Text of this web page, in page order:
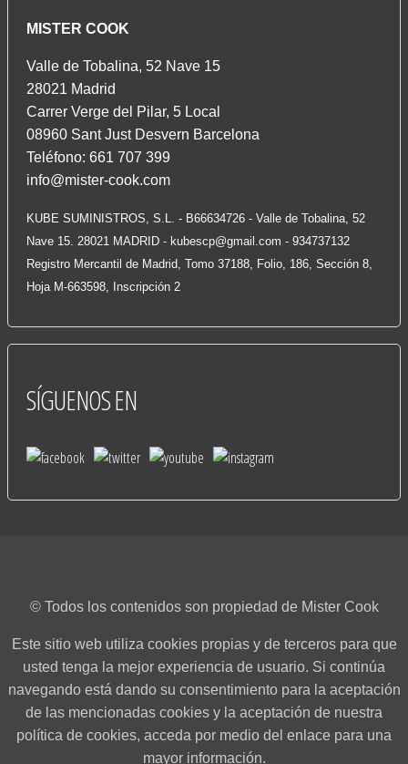
MISTER COOK
Valle de Tobalina, 52 Nave 15
28021 Madrid
Carrer Verge del Pilar, 5 Local
08960 Sant Just Desvern Barcelona
Teléfono: 661 707 399
info@mister-cook.com
KUBE SUMINISTROS, S.L. - B66634726 - Valle de Tobalina, 52
Nave 15. 28021 MADRID - kubescp@gmail.com - 934737132
Registro Mercantil de Madrid, Tomo 37188, Folio, 186, Sección 8,
Hoja M-663598, Inscripción 2
SÍGUENOSEN
© Todos los contenidos son propiedad de Mister Cook
Este sitio web utiliza cookies propias y de terceros para que
usted tenga la mejor experiencia de usuario. Si continúa
navegando está dando su consentimiento para la aceptación
de las mencionadas cookies y la aceptación de nuestra
política de cookies, acceda por medio del enlace para una
mayor información.